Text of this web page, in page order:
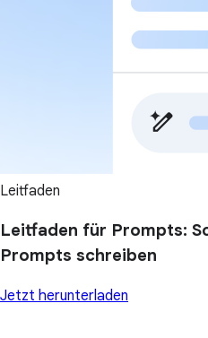
Leitfaden
Leitfaden für Prompts:
Prompts schreiben
Jetzt herunterladen